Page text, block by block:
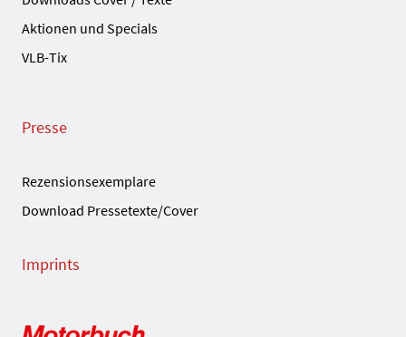
Aktionen und Specials
VLB-Tix
Presse
Rezensionsexemplare
Download Pressetexte/Cover
Imprints